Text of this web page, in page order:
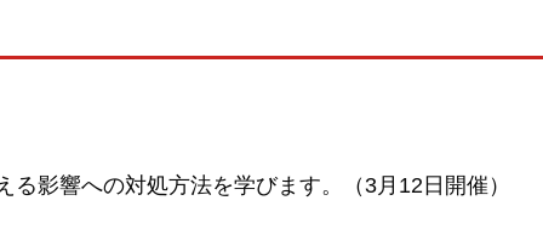
影響への対処方法を学びます。（3月12日開催）